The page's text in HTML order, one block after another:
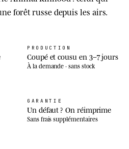
forêt russe depuis les airs.
PRODUCTION
Coupé et cousu en 3–7 jours
À la demande · sans stock
GARANTIE
Un défaut ? On réimprime
Sans frais supplémentaires